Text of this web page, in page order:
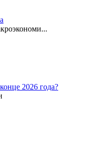
2026 года?